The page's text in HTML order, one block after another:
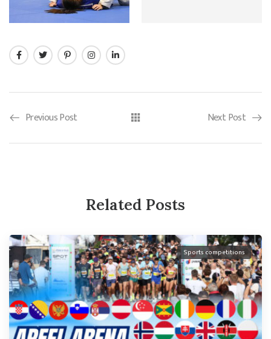
Previous Post Next Post
Related Posts
Sports competitions